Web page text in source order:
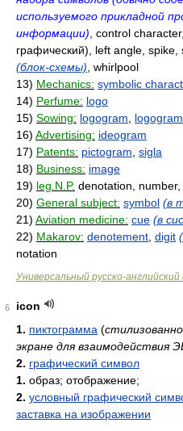
используемого прикладной
информации) , control
графический), left angle,
(блок-схемы) , whirlpool
13) Mechanics: symbolic
14) Perfume: logo
15) Sowing: logogram
16) Advertising: ideogram
17) Patents: pictogram sigla
18) Business: image
19) leg.N.P. denotation,
20) General subject: symbol (в
21) Aviation medicine: cue (в
22) Makarov: denotement digit
notation
Универсальный русско-английский
6
icon
1. пиктограмма (
экране для взаимодействия
2. графический символ
1. образ; отображение;
2. условный графический
заставка на изображении